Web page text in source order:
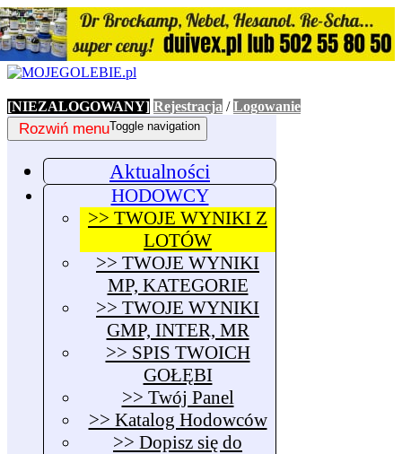
[NIEZALOGOWANY] Rejestracja /Logowanie
Toggle navigation
Rozwiń menu
Aktualności
HODOWCY
>> TWOJE WYNIKI Z
LOTÓW
>> TWOJE WYNIKI
MP, KATEGORIE
>> TWOJE WYNIKI
GMP, INTER, MR
>> SPIS TWOICH
GOŁĘBI
>> Twój Panel
>> Katalog Hodowców
>> Dopisz się do